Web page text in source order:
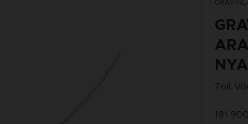
GRAV-
Toll
181